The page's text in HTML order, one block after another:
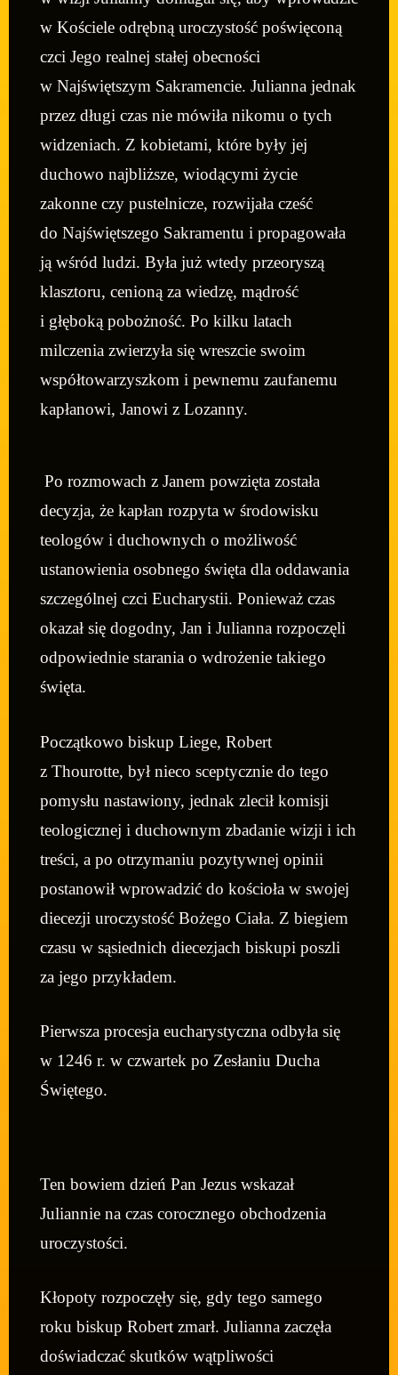
w Kościele odrębną uroczystość poświęconą
czci Jego realnej stałej obecności
w Najświętszym Sakramencie. Julianna jednak
przez długi czas nie mówiła nikomu o tych
widzeniach. Z kobietami, które były jej
duchowo najbliższe, wiodącymi życie
zakonne czy pustelnicze, rozwijała cześć
do Najświętszego Sakramentu i propagowała
ją wśród ludzi. Była już wtedy przeoryszą
klasztoru, cenioną za wiedzę, mądrość
i głęboką pobożność. Po kilku latach
milczenia zwierzyła się wreszcie swoim
współtowarzyszkom i pewnemu zaufanemu
kapłanowi, Janowi z Lozanny.
Po rozmowach z Janem powzięta została
decyzja, że kapłan rozpyta w środowisku
teologów i duchownych o możliwość
ustanowienia osobnego święta dla oddawania
szczególnej czci Eucharystii. Ponieważ czas
okazał się dogodny, Jan i Julianna rozpoczęli
odpowiednie starania o wdrożenie takiego
święta.
Początkowo biskup Liege, Robert
z Thourotte, był nieco sceptycznie do tego
pomysłu nastawiony, jednak zlecił komisji
teologicznej i duchownym zbadanie wizji i ich
treści, a po otrzymaniu pozytywnej opinii
postanowił wprowadzić do kościoła w swojej
diecezji uroczystość Bożego Ciała. Z biegiem
czasu w sąsiednich diecezjach biskupi poszli
za jego przykładem.
Pierwsza procesja eucharystyczna odbyła się
w 1246 r. w czwartek po Zesłaniu Ducha
Świętego.
Ten bowiem dzień Pan Jezus wskazał
Juliannie na czas corocznego obchodzenia
uroczystości.
Kłopoty rozpoczęły się, gdy tego samego
roku biskup Robert zmarł. Julianna zaczęła
doświadczać skutków wątpliwości